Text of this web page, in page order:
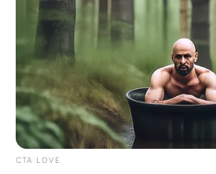
O Ministério da Saúde tem uma nova
contra o HPV: a partir de agora, o
substituindo o antigo modelo em
pasta praticamente dobra a
estoques disponíveis no país.
Publicação da Nota Técnica
A ideia é intensificar a proteção contra o
CTA LOVE